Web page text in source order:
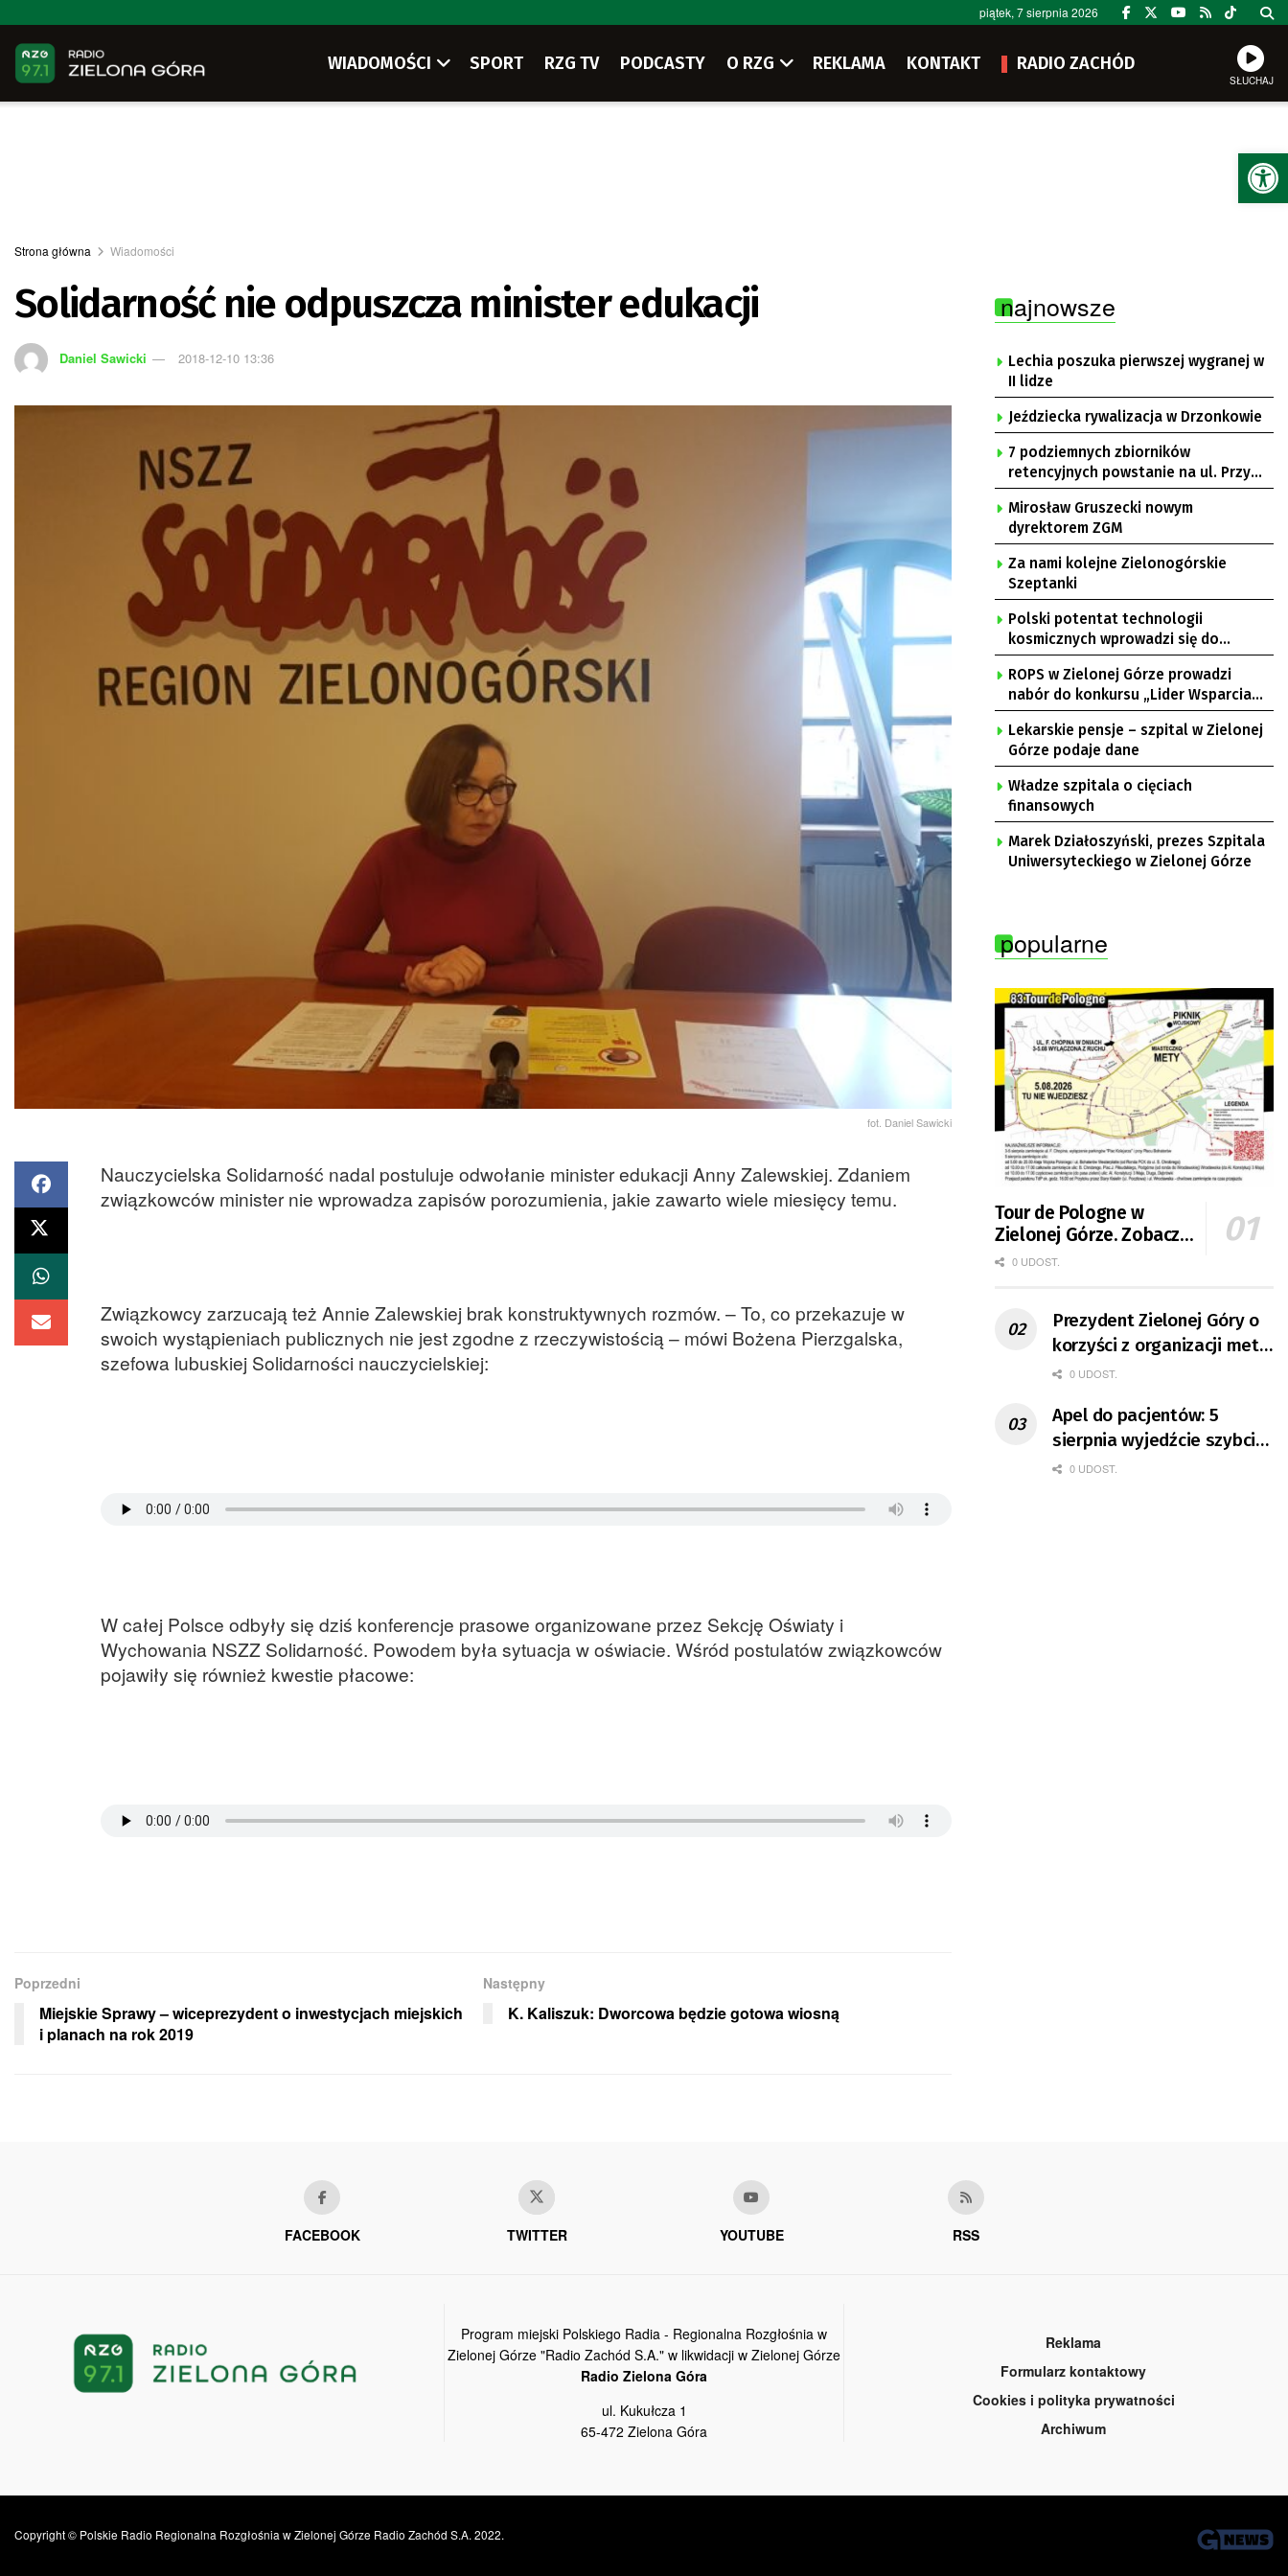
piątek, 7 sierpnia 2026
WIADOMOŚCI SPORT RZG TV PODCASTY O RZG REKLAMA KONTAKT RADIO ZACHÓD
SŁUCHAJ
Strona główna Wiadomości
Solidarność nie odpuszcza minister edukacji
Daniel Sawicki 2018-12-10 13:36
fot. Daniel Sawicki
Nauczycielska Solidarność nadal postuluje odwołanie minister edukacji Anny Zalewskiej. Zdaniem
związkowców minister nie wprowadza zapisów porozumienia, jakie zawarto wiele miesięcy temu.
Związkowcy zarzucają też Annie Zalewskiej brak konstruktywnych rozmów. – To, co przekazuje w
swoich wystąpieniach publicznych nie jest zgodne z rzeczywistością – mówi Bożena Pierzgalska,
szefowa lubuskiej Solidarności nauczycielskiej:
W całej Polsce odbyły się dziś konferencje prasowe organizowane przez Sekcję Oświaty i
Wychowania NSZZ Solidarność. Powodem była sytuacja w oświacie. Wśród postulatów związkowców
pojawiły się również kwestie płacowe:
Poprzedni
Miejskie Sprawy – wiceprezydent o inwestycjach miejskich
i planach na rok 2019
Następny
K. Kaliszuk: Dworcowa będzie gotowa wiosną
najnowsze
Lechia poszuka pierwszej wygranej w
II lidze
Jeździecka rywalizacja w Drzonkowie
7 podziemnych zbiorników
retencyjnych powstanie na ul. Przy
Gazowni
Mirosław Gruszecki nowym
dyrektorem ZGM
Za nami kolejne Zielonogórskie
Szeptanki
Polski potentat technologii
kosmicznych wprowadzi się do
Zielonej Góry
ROPS w Zielonej Górze prowadzi
nabór do konkursu „Lider Wsparcia
Seniora”
Lekarskie pensje – szpital w Zielonej
Górze podaje dane
Władze szpitala o cięciach
finansowych
Marek Działoszyński, prezes Szpitala
Uniwersyteckiego w Zielonej Górze
popularne
Tour de Pologne w
Zielonej Górze. Zobacz
zmiany w organizacji
0 UDOST.
Prezydent Zielonej Góry o
korzyści z organizacji mety
Tour de Pologne
0 UDOST.
Apel do pacjentów: 5
sierpnia wyjedźcie szybciej
z domów
0 UDOST.
FACEBOOK TWITTER YOUTUBE RSS
Program miejski Polskiego Radia - Regionalna Rozgłośnia w
Zielonej Górze "Radio Zachód S.A." w likwidacji w Zielonej Górze
Radio Zielona Góra
ul. Kukułcza 1
65-472 Zielona Góra
Reklama
Formularz kontaktowy
Cookies i polityka prywatności
Archiwum
Copyright © Polskie Radio Regionalna Rozgłośnia w Zielonej Górze Radio Zachód S.A. 2022.